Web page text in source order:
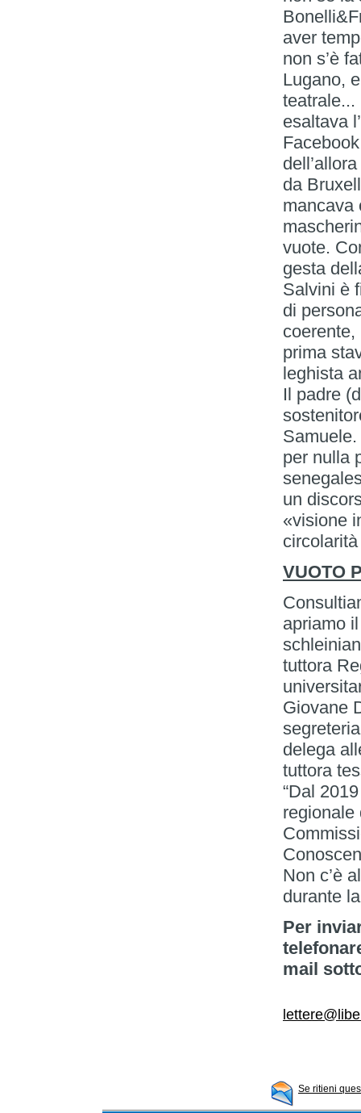
aver
non s’è
Lugano,
teatrale...
esaltava
da
mancava
vuote.
gesta
Salvini è
di
coerente,
prima
leghista
Il padre
per nulla
un
«visione
VUOTO
apriamo
tuttora
Giovane
delega
tuttora
“Dal
regionale
Non c’è
durante
Per
mail
Se ritieni